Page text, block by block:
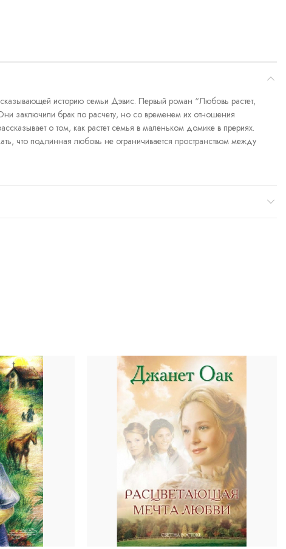
историю семьи Дэвис. Первый роман “Любовь растет,
заключили брак по расчету, но со временем их отношения
о том, как растет семья в маленьком домике в прериях.
что подлинная любовь не ограничивается пространством между